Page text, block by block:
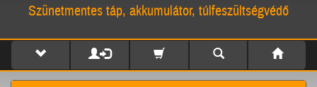
Szünetmentes táp, akkumulátor, túlfeszültségvédő